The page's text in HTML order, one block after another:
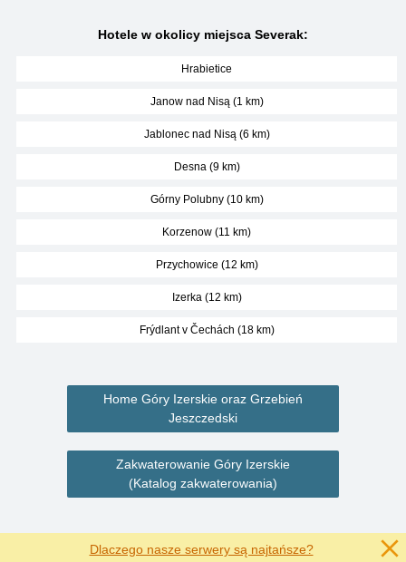
Hotele w okolicy miejsca Severak:
Hrabietice
Janow nad Nisą (1 km)
Jablonec nad Nisą (6 km)
Desna (9 km)
Górny Polubny (10 km)
Korzenow (11 km)
Przychowice (12 km)
Izerka (12 km)
Frýdlant v Čechách (18 km)
Home Góry Izerskie oraz Grzebień
Jeszczedski
Zakwaterowanie Góry Izerskie
(Katalog zakwaterowania)
Dlaczego nasze serwery są najtańsze?